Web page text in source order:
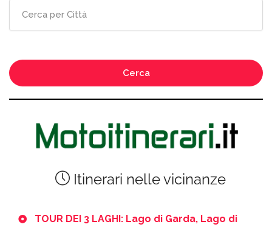
Cerca
Itinerari nelle vicinanze
TOUR DEI 3 LAGHI: Lago di Garda, Lago di